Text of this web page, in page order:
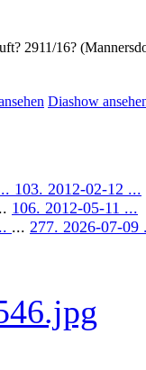
2911/16?
Diashow
103. 2012-02-12 ...
106. 2012-05-11 ...
... 277. 2026-07-09